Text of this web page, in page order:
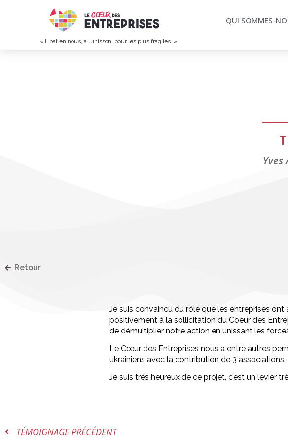
« Il bat en nous, à l’unisson, pour les plus fragiles. »
QUI SOMMES-
Retour
Je suis convaincu du rôle que les entreprises ont
positivement à la sollicitation du Coeur des
de démultiplier notre action en unissant les
Le Cœur des Entreprises nous a entre autres
ukrainiens avec la contribution de 3 associations.
Je suis très heureux de ce projet, c’est un levier
TÉMOIGNAGE PRÉCÉDENT